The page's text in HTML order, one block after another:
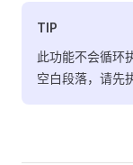
TIP
此功能不会循环
空白段落，请先